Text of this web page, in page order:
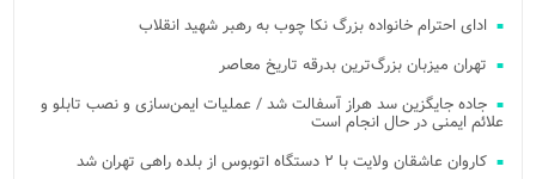
ادای احترام خانواده بزرگ نکا چوب به رهبر شهید انقلاب
تهران میزبان بزرگ‌ترین بدرقه تاریخ معاصر
جاده جایگزین سد هراز آسفالت شد / عملیات ایمن‌سازی و نصب تابلو و
علائم ایمنی در حال انجام است
کاروان عاشقان ولایت با ۲ دستگاه اتوبوس از بلده راهی تهران شد